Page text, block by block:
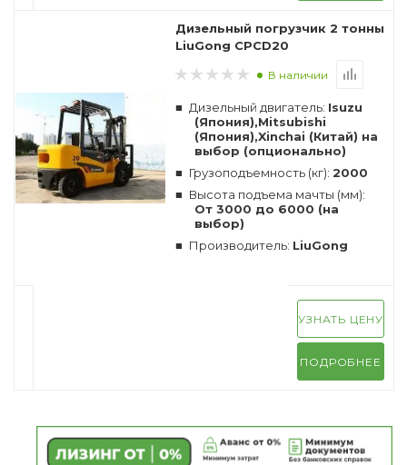
Дизельный погрузчик 2 тонны
LiuGong CPCD20
В наличии
Дизельный двигатель: Isuzu
(Япония),Mitsubishi
(Япония),Xinchai (Китай) на
выбор (опционально)
Грузоподъемность (кг): 2000
Высота подъема мачты (мм):
От 3000 до 6000 (на
выбор)
Производитель: LiuGong
УЗНАТЬ ЦЕНУ
ПОДРОБНЕЕ